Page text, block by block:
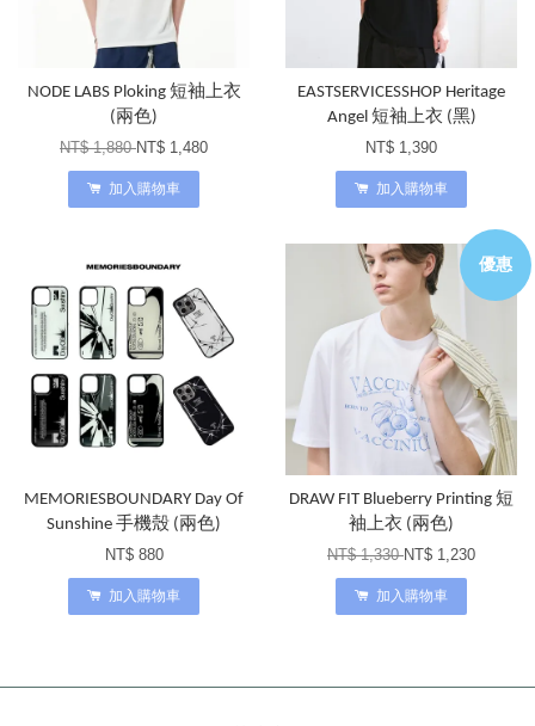
NODE LABS Ploking 短袖上衣
(兩色)
NT$ 1,880NT$ 1,480
加入購物車
EASTSERVICESSHOP Heritage
Angel 短袖上衣 (黑)
NT$ 1,390
加入購物車
MEMORIESBOUNDARY Day Of
Sunshine 手機殼 (兩色)
NT$ 880
加入購物車
優惠
DRAW FIT Blueberry Printing 短
袖上衣 (兩色)
NT$ 1,330NT$ 1,230
加入購物車